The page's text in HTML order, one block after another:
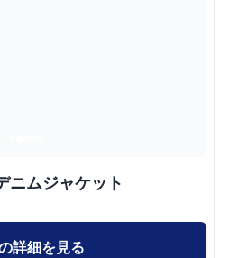
ニムジャケット
詳細を見る